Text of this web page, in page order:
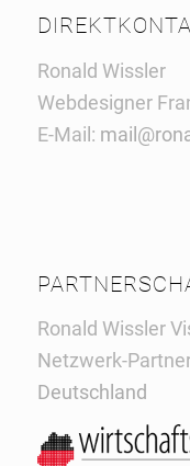
Ronald Wissler
Webdesigner
E-Mail:
Ronald Wissler
Netzwerk-
Deutschland